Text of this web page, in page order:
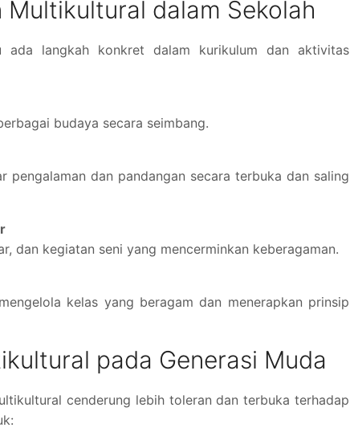
dalam Sekolah
ada langkah konkret dalam kurikulum dan aktivitas
budaya secara seimbang.
dan pandangan secara terbuka dan saling
dan kegiatan seni yang mencerminkan keberagaman.
kelas yang beragam dan menerapkan prinsip
pada Generasi Muda
cenderung lebih toleran dan terbuka terhadap